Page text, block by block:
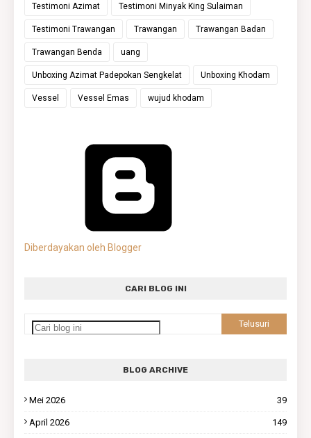
Testimoni Azimat Testimoni Minyak King Sulaiman
Testimoni Trawangan Trawangan Trawangan Badan
Trawangan Benda uang
Unboxing Azimat Padepokan Sengkelat Unboxing Khodam
Vessel Vessel Emas wujud khodam
Diberdayakan oleh Blogger
CARI BLOG INI
BLOG ARCHIVE
Mei 2026 39
April 2026 149